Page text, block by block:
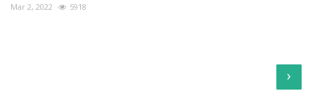
Mar 2, 2022 5918
›